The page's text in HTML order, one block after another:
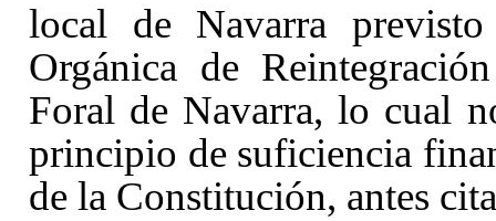
local de Navarra
Orgánica de
Foral de Navarra, lo cual
principio de suficiencia
de la Constitución, antes